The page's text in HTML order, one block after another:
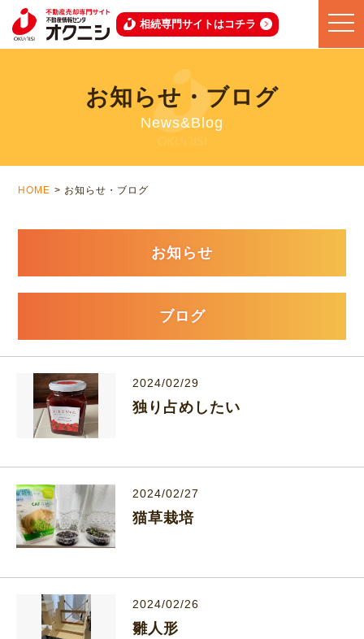
相続専門サイトはコチラ
toggle
お知らせ・ブログ
News&Blog
HOME お知らせ・ブログ
お知らせ
ブログ
2024/02/29
独り占めしたい
2024/02/27
猫草栽培
2024/02/26
雛人形